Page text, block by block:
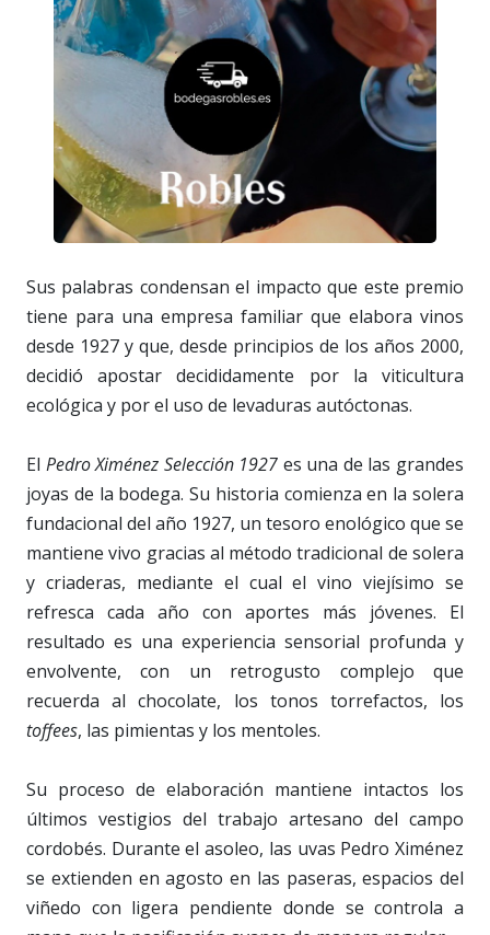
Sus palabras condensan el impacto que este premio
tiene para una empresa familiar que elabora vinos
desde 1927 y que, desde principios de los años 2000,
decidió apostar decididamente por la viticultura
ecológica y por el uso de levaduras autóctonas.
El Pedro Ximénez Selección 1927 es una de las grandes
joyas de la bodega. Su historia comienza en la solera
fundacional del año 1927, un tesoro enológico que se
mantiene vivo gracias al método tradicional de solera
y criaderas, mediante el cual el vino viejísimo se
refresca cada año con aportes más jóvenes. El
resultado es una experiencia sensorial profunda y
envolvente, con un retrogusto complejo que
recuerda al chocolate, los tonos torrefactos, los
toffees, las pimientas y los mentoles.
Su proceso de elaboración mantiene intactos los
últimos vestigios del trabajo artesano del campo
cordobés. Durante el asoleo, las uvas Pedro Ximénez
se extienden en agosto en las paseras, espacios del
viñedo con ligera pendiente donde se controla a